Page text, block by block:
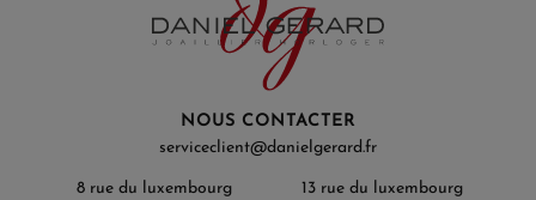
NOUS CONTACTER
serviceclient@danielgerard.fr
8 rue du luxembourg
13 rue du luxembourg